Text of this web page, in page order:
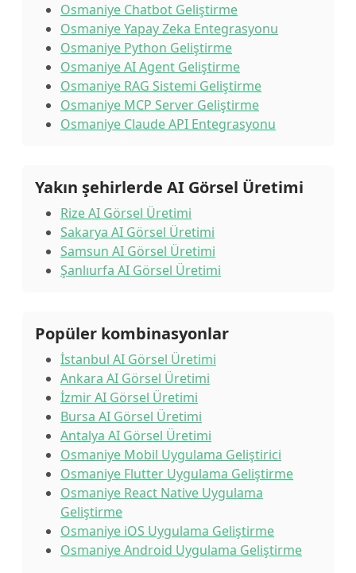
Osmaniye Chatbot Geliştirme
Osmaniye Yapay Zeka Entegrasyonu
Osmaniye Python Geliştirme
Osmaniye AI Agent Geliştirme
Osmaniye RAG Sistemi Geliştirme
Osmaniye MCP Server Geliştirme
Osmaniye Claude API Entegrasyonu
Yakın şehirlerde AI Görsel Üretimi
Rize AI Görsel Üretimi
Sakarya AI Görsel Üretimi
Samsun AI Görsel Üretimi
Şanlıurfa AI Görsel Üretimi
Popüler kombinasyonlar
İstanbul AI Görsel Üretimi
Ankara AI Görsel Üretimi
İzmir AI Görsel Üretimi
Bursa AI Görsel Üretimi
Antalya AI Görsel Üretimi
Osmaniye Mobil Uygulama Geliştirici
Osmaniye Flutter Uygulama Geliştirme
Osmaniye React Native Uygulama
Geliştirme
Osmaniye iOS Uygulama Geliştirme
Osmaniye Android Uygulama Geliştirme